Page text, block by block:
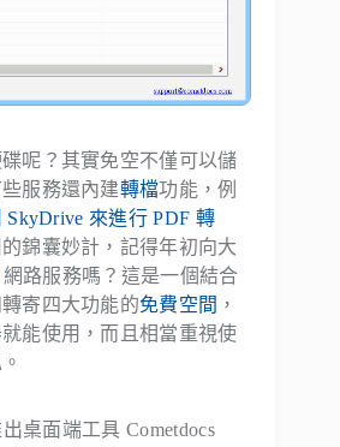
呢？其實免空不僅可以儲
服務還內建轉檔功能，例
SkyDrive 來進行 PDF 轉
錦囊妙計，記得年初向大
網路服務嗎？這是一個結合
寄四大功能的免費空間 ，
能使用，而且相當重視使
桌面端工具 Cometdocs